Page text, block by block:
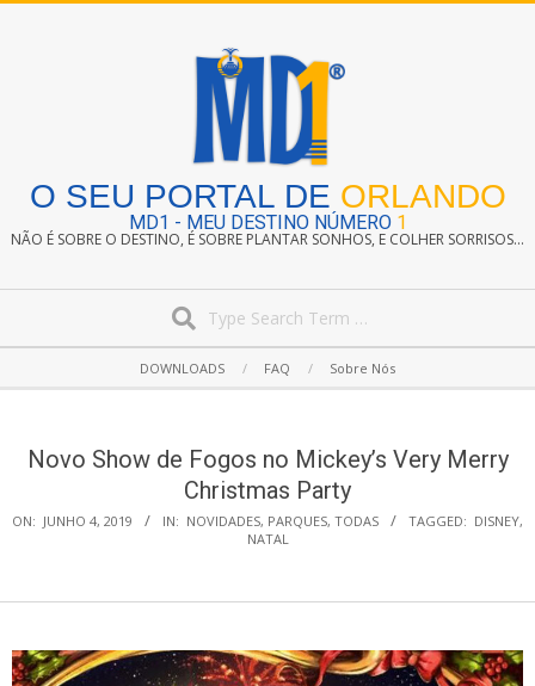
O SEU PORTAL DE ORLANDO
MD1 - MEU DESTINO NÚMERO 1
NÃO É SOBRE O DESTINO, É SOBRE PLANTAR SONHOS, E COLHER SORRISOS...
Navigation
DOWNLOADS FAQ Sobre Nós
Novo Show de Fogos no Mickey’s Very Merry
Christmas Party
ON: JUNHO 4, 2019 IN: NOVIDADES, PARQUES, TODAS TAGGED: DISNEY,
NATAL